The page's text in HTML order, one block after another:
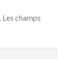
Les champs